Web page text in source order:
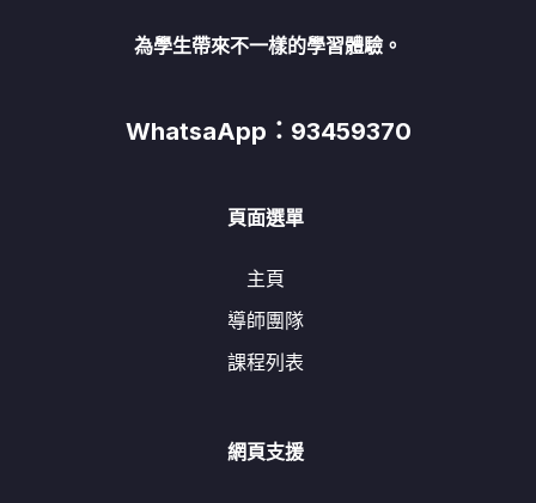
為學生帶來不一樣的學習體驗。
WhatsaApp：93459370
頁面選單
主頁
導師團隊
課程列表
網頁支援